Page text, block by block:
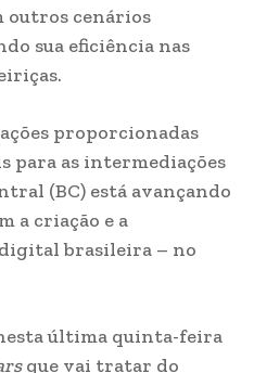
outros cenários
sua eficiência nas
proporcionadas
para as intermediações
(BC) está avançando
a criação e a
brasileira – no
última quinta-feira
que vai tratar do